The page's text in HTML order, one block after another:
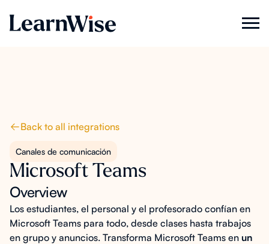
Back to all integrations
Canales de comunicación
Microsoft Teams
Overview
Los estudiantes, el personal y el profesorado confían en
Microsoft Teams para todo, desde clases hasta trabajos
en grupo y anuncios. Transforma Microsoft Teams en un